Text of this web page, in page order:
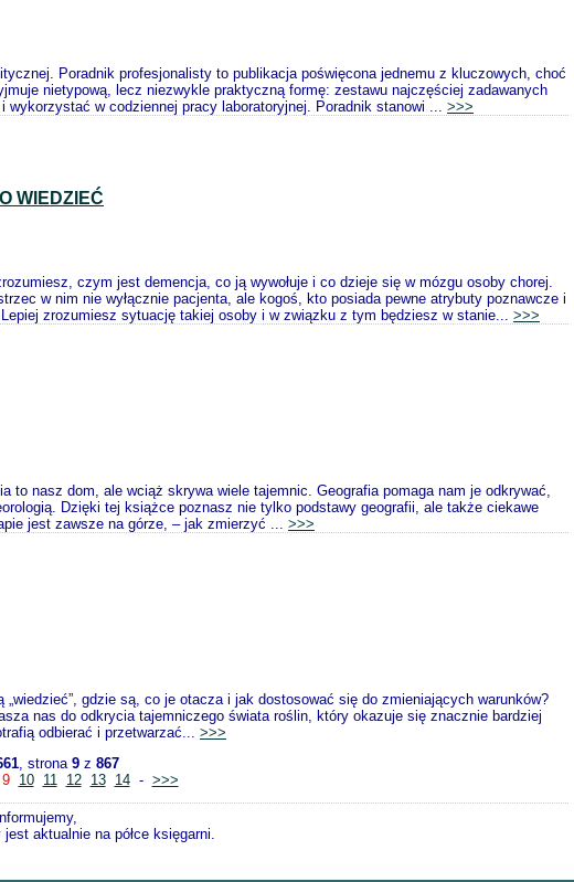
Poradnik profesjonalisty to publikacja poświęcona jednemu z kluczowych, choć
nietypową, lecz niezwykle praktyczną formę: zestawu najczęściej zadawanych
w codziennej pracy laboratoryjnej. Poradnik stanowi ... >>>
WIEDZIEĆ
czym jest demencja, co ją wywołuje i co dzieje się w mózgu osoby chorej.
w nim nie wyłącznie pacjenta, ale kogoś, kto posiada pewne atrybuty poznawcze i
zrozumiesz sytuację takiej osoby i w związku z tym będziesz w stanie... >>>
to nasz dom, ale wciąż skrywa wiele tajemnic. Geografia pomaga nam je odkrywać,
Dzięki tej książce poznasz nie tylko podstawy geografii, ale także ciekawe
jest zawsze na górze, – jak zmierzyć ... >>>
gdzie są, co je otacza i jak dostosować się do zmieniających warunków?
nas do odkrycia tajemniczego świata roślin, który okazuje się znacznie bardziej
odbierać i przetwarzać... >>>
, strona 9 z 867
9 10 11 12 13 14- >>>
aktualnie na półce księgarni.